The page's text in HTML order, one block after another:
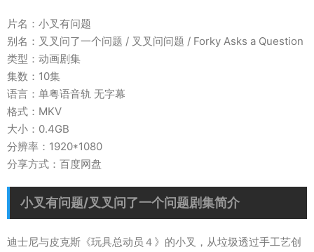
片名：小叉有问题
别名：叉叉问了一个问题 / 叉叉问问题 / Forky Asks a Question
类型：动画剧集
集数：10集
语言：单粤语音轨 无字幕
格式：MKV
大小：0.4GB
分辨率：1920*1080
分享方式：百度网盘
小叉有问题/叉叉问了一个问题剧集简介
迪士尼与皮克斯《玩具总动员４》的小叉，从垃圾透过手工艺创